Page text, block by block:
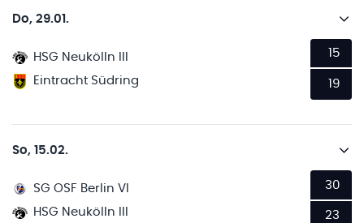
Do, 29.01.
HSG Neukölln III
Eintracht Südring
15
19
So, 15.02.
SG OSF Berlin VI
HSG Neukölln III
30
23